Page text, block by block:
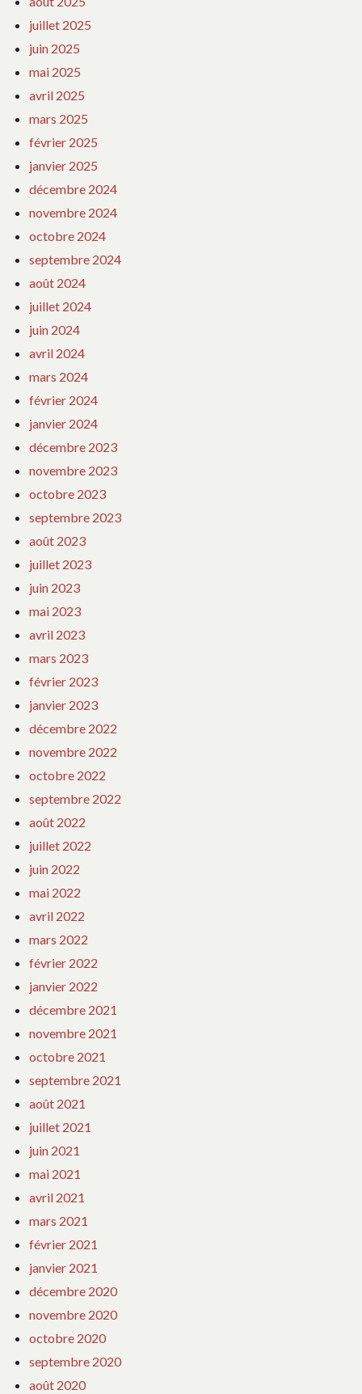
juillet 2025
juin 2025
mai 2025
avril 2025
mars 2025
février 2025
janvier 2025
décembre 2024
novembre 2024
octobre 2024
septembre 2024
août 2024
juillet 2024
juin 2024
avril 2024
mars 2024
février 2024
janvier 2024
décembre 2023
novembre 2023
octobre 2023
septembre 2023
août 2023
juillet 2023
juin 2023
mai 2023
avril 2023
mars 2023
février 2023
janvier 2023
décembre 2022
novembre 2022
octobre 2022
septembre 2022
août 2022
juillet 2022
juin 2022
mai 2022
avril 2022
mars 2022
février 2022
janvier 2022
décembre 2021
novembre 2021
octobre 2021
septembre 2021
août 2021
juillet 2021
juin 2021
mai 2021
avril 2021
mars 2021
février 2021
janvier 2021
décembre 2020
novembre 2020
octobre 2020
septembre 2020
août 2020